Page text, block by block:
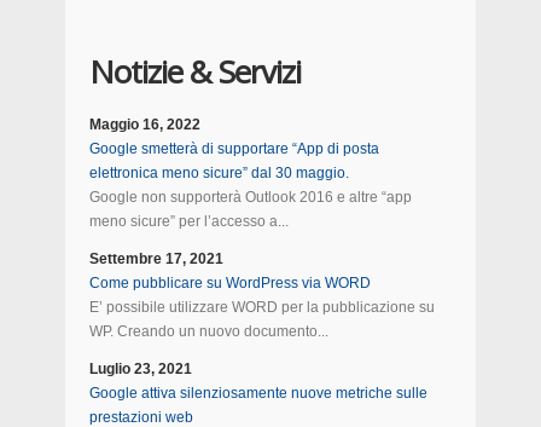
Notizie & Servizi
Maggio 16, 2022
Google smetterà di supportare “App di posta
elettronica meno sicure” dal 30 maggio.
Google non supporterà Outlook 2016 e altre “app
meno sicure” per l’accesso a...
Settembre 17, 2021
Come pubblicare su WordPress via WORD
E’ possibile utilizzare WORD per la pubblicazione su
WP. Creando un nuovo documento...
Luglio 23, 2021
Google attiva silenziosamente nuove metriche sulle
prestazioni web